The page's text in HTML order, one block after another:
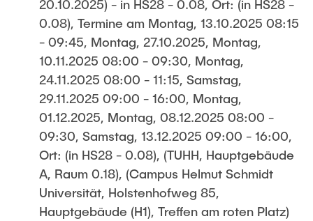
20.10.2025) - in HS28 - 0.08, Ort: (in HS28 -
0.08), Termine am Montag, 13.10.2025 08:15
- 09:45, Montag, 27.10.2025, Montag,
10.11.2025 08:00 - 09:30, Montag,
24.11.2025 08:00 - 11:15, Samstag,
29.11.2025 09:00 - 16:00, Montag,
01.12.2025, Montag, 08.12.2025 08:00 -
09:30, Samstag, 13.12.2025 09:00 - 16:00,
Ort: (in HS28 - 0.08), (TUHH, Hauptgebäude
A, Raum 0.18), (Campus Helmut Schmidt
Universität, Holstenhofweg 85,
Hauptgebäude (H1), Treffen am roten Platz)